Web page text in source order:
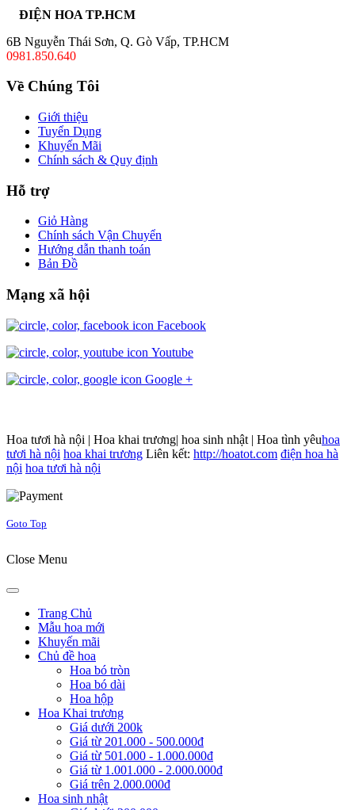
ĐIỆN HOA TP.HCM
6B Nguyễn Thái Sơn, Q. Gò Vấp, TP.HCM
0981.850.640
Về Chúng Tôi
Giới thiệu
Tuyển Dụng
Khuyến Mãi
Chính sách & Quy định
Hỗ trợ
Giỏ Hàng
Chính sách Vận Chuyển
Hướng dẫn thanh toán
Bản Đồ
Mạng xã hội
Facebook
Youtube
Google +
Hoa tươi hà nội | Hoa khai trương| hoa sinh nhật | Hoa tình yêuhoa
tươi hà nội hoa khai trương Liên kết: http://hoatot.com điện hoa hà
nội hoa tươi hà nội
Goto Top
Close Menu
Trang Chủ
Mẫu hoa mới
Khuyến mãi
Chủ đề hoa
Hoa bó tròn
Hoa bó dài
Hoa hộp
Hoa Khai trương
Giá dưới 200k
Giá từ 201.000 - 500.000đ
Giá từ 501.000 - 1.000.000đ
Giá từ 1.001.000 - 2.000.000đ
Giá trên 2.000.000đ
Hoa sinh nhật